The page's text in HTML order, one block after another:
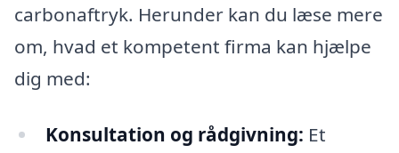
carbonaftryk. Herunder kan du læse mere
om, hvad et kompetent firma kan hjælpe
dig med:
Konsultation og rådgivning: Et